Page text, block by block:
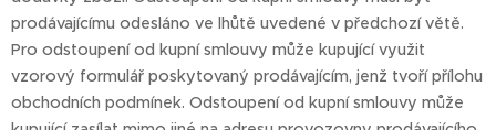
prodávajícímu odesláno ve lhůtě uvedené v předchozí větě.
Pro odstoupení od kupní smlouvy může kupující využit
vzorový formulář poskytovaný prodávajícím, jenž tvoří přílohu
obchodních podmínek. Odstoupení od kupní smlouvy může